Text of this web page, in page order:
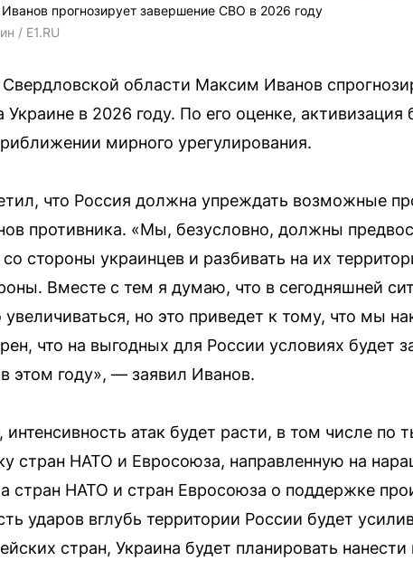
прогнозирует завершение СВО в 2026 году
/ E1.RU
области Максим Иванов
Украине в 2026 году. По его оценке,
мирного урегулирования.
что Россия должна упреждать возможные
противника. «Мы, безусловно, должны
стороны украинцев и разбивать на их
Вместе с тем я думаю, что в сегодняшней
увеличиваться, но это приведет к тому, что мы
что на выгодных для России условиях
этом году», — заявил Иванов.
интенсивность атак будет расти, в том числе
стран НАТО и Евросоюза, направленную на
стран НАТО и стран Евросоюза о поддержке
ударов вглубь территории России будет
стран, Украина будет планировать